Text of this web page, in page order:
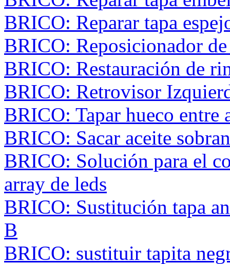
BRICO: Reparar tapa
BRICO: Reposicionador
BRICO: Restauración de
BRICO: Retrovisor
BRICO: Tapar hueco entre
BRICO: Sacar aceite
BRICO: Solución para el
array de leds
BRICO: Sustitución tapa
B
BRICO: sustituir tapita